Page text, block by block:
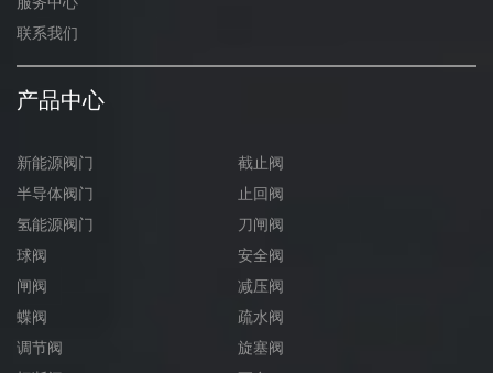
联系我们
产品中心
新能源阀门
半导体阀门
氢能源阀门
球阀
闸阀
蝶阀
调节阀
截止阀
止回阀
刀闸阀
安全阀
减压阀
疏水阀
旋塞阀